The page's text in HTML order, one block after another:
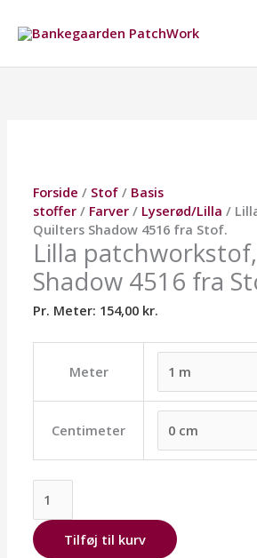
indholdet
Forside / Stof / Basis
stoffer / Farver / Lyserød/Lilla /
Quilters Shadow 4516 fra Stof.
Lilla
Shadow 4516 fra
Pr. Meter: 154,00 kr.
Meter
Centimeter
Stof.
antal
Tilføj til kurv
vælges
på
varesiden
vælges
på
varesiden
vælges
på
varesiden